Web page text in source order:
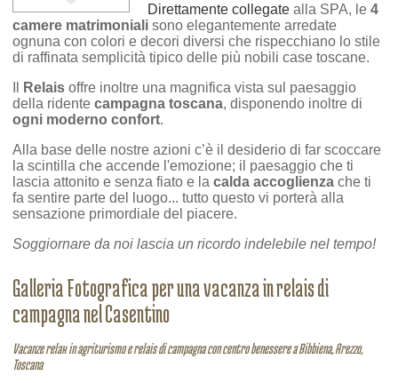
Direttamente collegate alla SPA, le 4
camere matrimoniali sono elegantemente arredate
ognuna con colori e decori diversi che rispecchiano lo stile
di raffinata semplicità tipico delle più nobili case toscane.
Relais offre inoltre una magnifica vista sul paesaggio
della ridente campagna toscana, disponendo inoltre di
ogni moderno confort.
Alla base delle nostre azioni c’è il desiderio di far scoccare
la scintilla che accende l'emozione; il paesaggio che ti
lascia attonito e senza fiato e la calda accoglienza che ti
fa sentire parte del luogo... tutto questo vi porterà alla
sensazione primordiale del piacere.
Soggiornare da noi lascia un ricordo indelebile nel tempo!
Galleria Fotografica per una vacanza in relais di
campagna nel Casentino
Vacanze relax in agriturismo e relais di campagna con centro benessere a Bibbiena, Arezzo,
Toscana